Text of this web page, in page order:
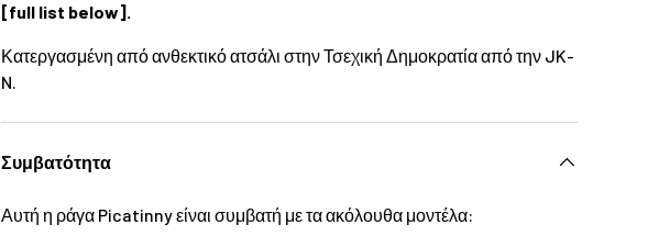
[full list below].
Κατεργασμένη από ανθεκτικό ατσάλι στην Τσεχική Δημοκρατία από την JK-
N.
Συμβατότητα
Αυτή η ράγα Picatinny είναι συμβατή με τα ακόλουθα μοντέλα: